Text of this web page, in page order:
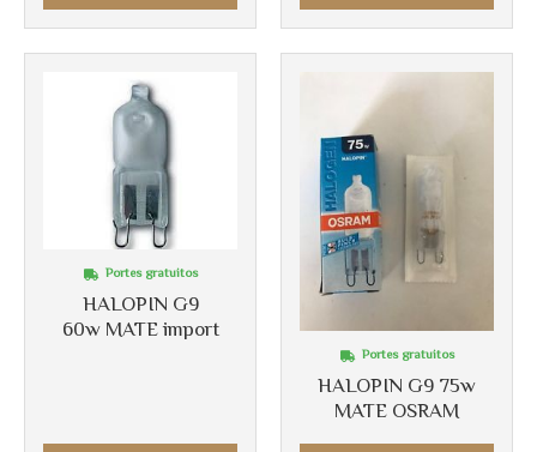
HALOPIN G9
60w MATE import
Portes gratuitos
HALOPIN G9 75w
MATE OSRAM
Portes gratuitos